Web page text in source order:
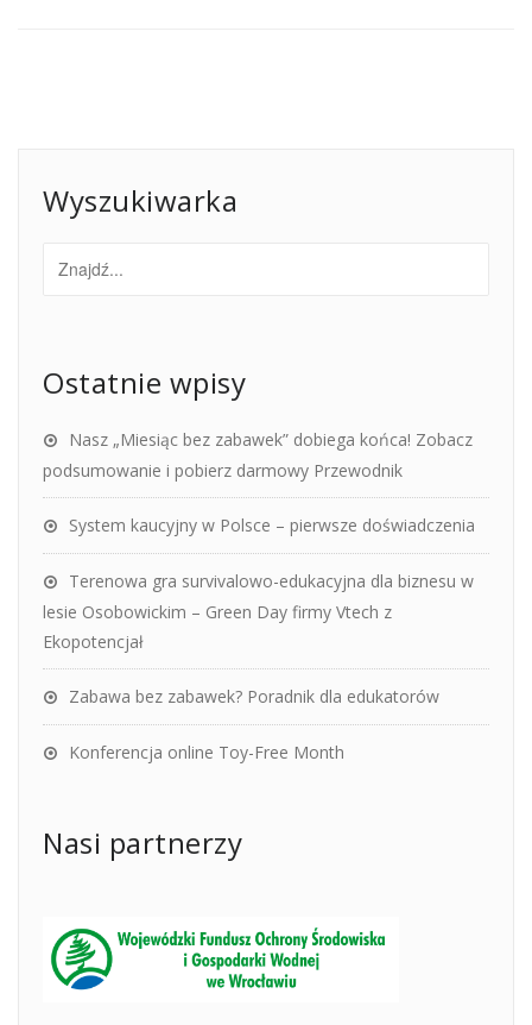
Wyszukiwarka
Ostatnie wpisy
Nasz „Miesiąc bez zabawek” dobiega końca! Zobacz
podsumowanie i pobierz darmowy Przewodnik
System kaucyjny w Polsce – pierwsze doświadczenia
Terenowa gra survivalowo-edukacyjna dla biznesu w
lesie Osobowickim – Green Day firmy Vtech z
Ekopotencjał
Zabawa bez zabawek? Poradnik dla edukatorów
Konferencja online Toy-Free Month
Nasi partnerzy